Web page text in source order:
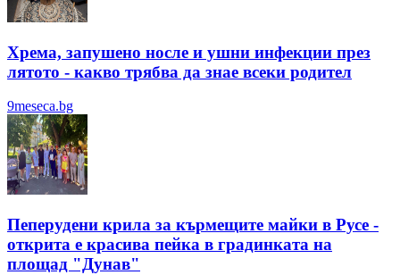
Хрема, запушено носле и ушни инфекции през
лятотo - какво трябва да знае всеки родител
9meseca.bg
Пеперудени крила за кърмещите майки в Русе -
открита е красива пейка в градинката на
площад "Дунав"